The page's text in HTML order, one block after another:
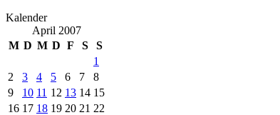
Kalender
April 2007
M D M D F S
S
1
2
3 4 5 6 7
8
9
10 11 12 13 14 15
16 17 18 19 20 21 22